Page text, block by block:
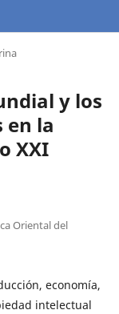
y los
en la
XXI
Oriental del
economía,
intelectual